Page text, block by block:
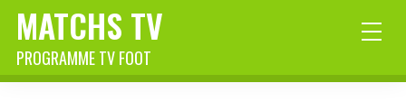
MATCHS TV
PROGRAMME TV FOOT